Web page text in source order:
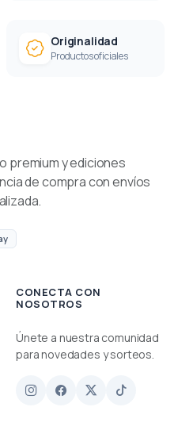
Originalidad
Productos oficiales
premium y ediciones
de compra con envíos
CONECTA CON
NOSOTROS
Únete a nuestra comunidad
para novedades y sorteos.